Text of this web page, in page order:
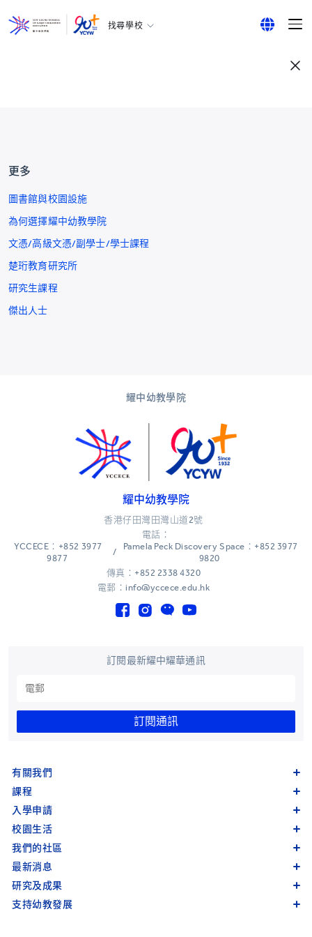
找尋學校
更多
圖書館與校園設施
為何選擇耀中幼教學院
文憑/高級文憑/副學士/學士課程
楚珩教育研究所
研究生課程
傑出人士
耀中幼教學院
耀中幼教學院
香港仔田灣田灣山道2號
電話：
YCCECE：+852 3977
9877
/
Pamela Peck Discovery Space：+852 3977
9820
傳真：+852 2338 4320
電郵：info@yccece.edu.hk
訂閱最新耀中耀華通訊
訂閱通訊
有關我們
課程
入學申請
校園生活
我們的社區
最新消息
研究及成果
支持幼教發展